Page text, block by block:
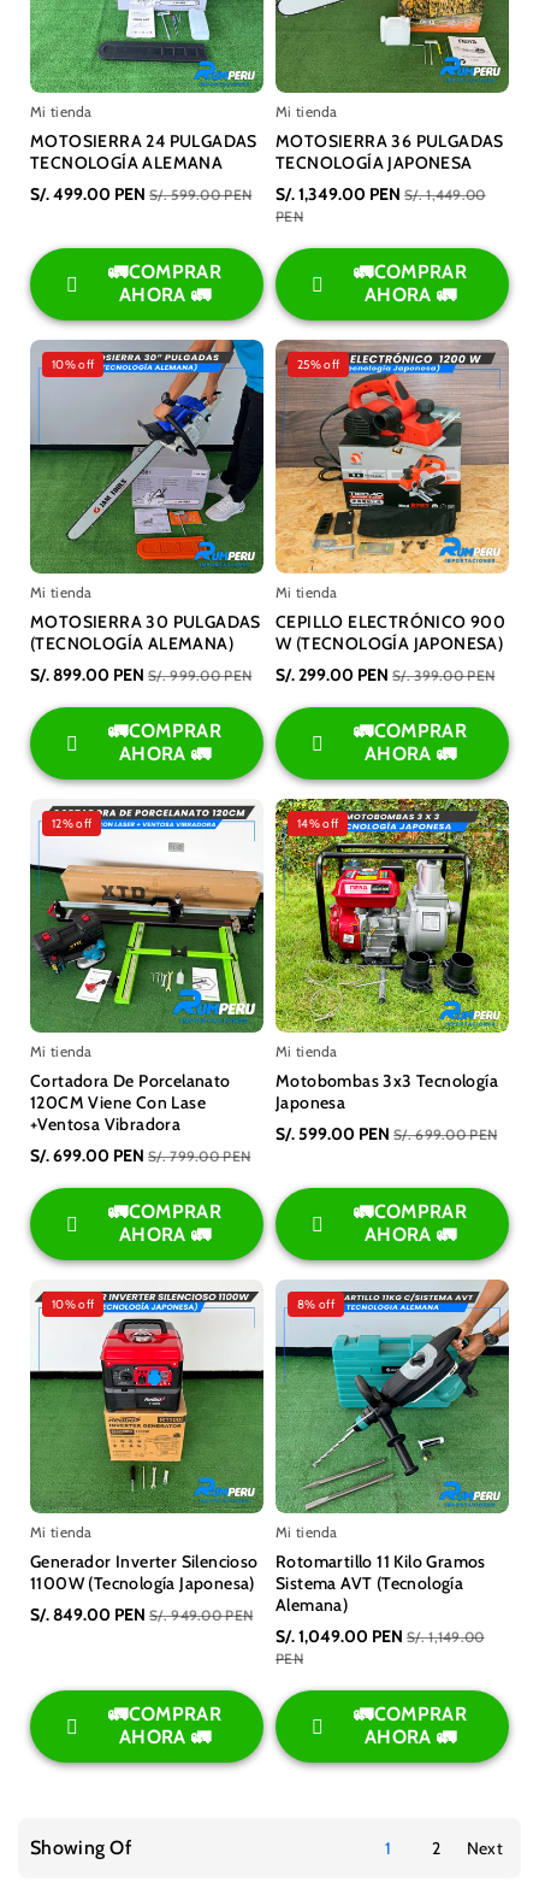
Mi tienda
MOTOSIERRA 24 PULGADAS
TECNOLOGÍA ALEMANA
S/. 499.00 PEN S/. 599.00 PEN
🚛COMPRAR
AHORA 🚛
Mi tienda
MOTOSIERRA 36 PULGADAS
TECNOLOGÍA JAPONESA
S/. 1,349.00 PEN S/. 1,449.00
PEN
🚛COMPRAR
AHORA 🚛
10% off
Mi tienda
MOTOSIERRA 30 PULGADAS
(TECNOLOGÍA ALEMANA)
S/. 899.00 PEN S/. 999.00 PEN
🚛COMPRAR
AHORA 🚛
25% off
Mi tienda
CEPILLO ELECTRÓNICO 900
W (TECNOLOGÍA JAPONESA)
S/. 299.00 PEN S/. 399.00 PEN
🚛COMPRAR
AHORA 🚛
12% off
Mi tienda
Cortadora De Porcelanato
120CM Viene Con Lase
+Ventosa Vibradora
S/. 699.00 PEN S/. 799.00 PEN
🚛COMPRAR
AHORA 🚛
14% off
Mi tienda
Motobombas 3x3 Tecnología
Japonesa
S/. 599.00 PEN S/. 699.00 PEN
🚛COMPRAR
AHORA 🚛
10% off
Mi tienda
Generador Inverter Silencioso
1100W (Tecnología Japonesa)
S/. 849.00 PEN S/. 949.00 PEN
🚛COMPRAR
AHORA 🚛
8% off
Mi tienda
Rotomartillo 11 Kilo Gramos
Sistema AVT (Tecnología
Alemana)
S/. 1,049.00 PEN S/. 1,149.00
PEN
🚛COMPRAR
AHORA 🚛
Showing Of 1 2 Next